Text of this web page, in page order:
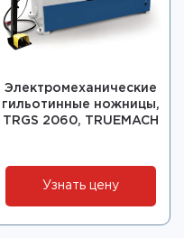
Электромеханические
гильотинные ножницы,
TRGS 2060, TRUEMACH
Узнать цену